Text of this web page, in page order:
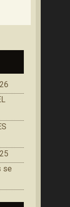
se